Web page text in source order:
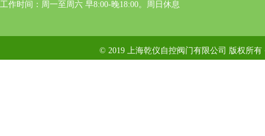
工作时间：周一至周六 早8:00-晚18:00。周日休息
© 2019 上海乾仪自控阀门有限公司 版权所有